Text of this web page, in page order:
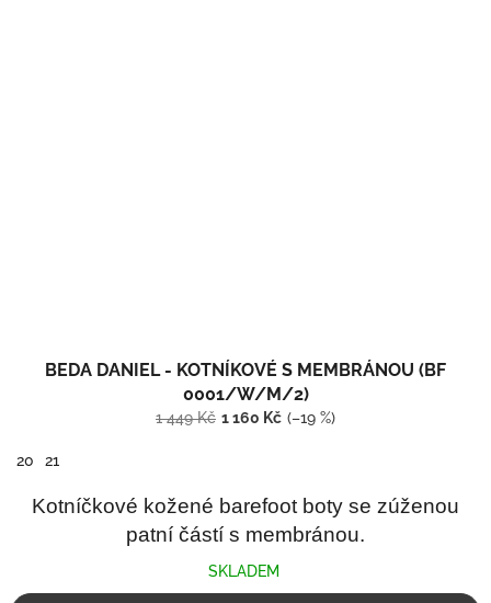
BEDA DANIEL - KOTNÍKOVÉ S MEMBRÁNOU (BF
0001/W/M/2)
1 449 Kč 1 160 Kč (–19 %)
20 21
Kotníčkové kožené barefoot boty se zúženou
patní částí s membránou.
SKLADEM